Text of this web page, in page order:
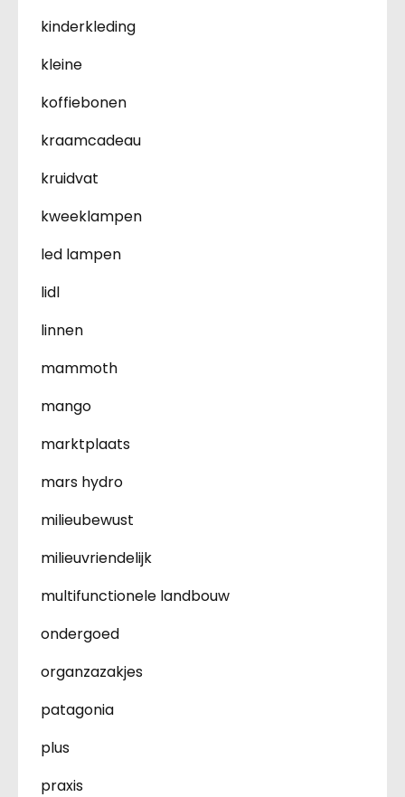
kinderkleding
kleine
koffiebonen
kraamcadeau
kruidvat
kweeklampen
led lampen
lidl
linnen
mammoth
mango
marktplaats
mars hydro
milieubewust
milieuvriendelijk
multifunctionele landbouw
ondergoed
organzazakjes
patagonia
plus
praxis